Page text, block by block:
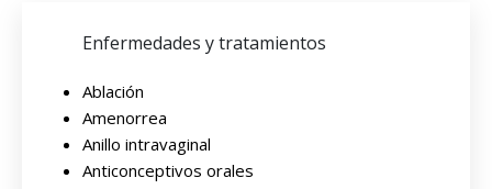
Enfermedades y tratamientos
Ablación
Amenorrea
Anillo intravaginal
Anticonceptivos orales